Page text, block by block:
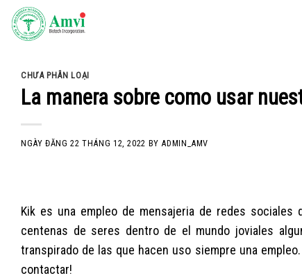
Skip
CHƯA PHÂN LOẠI
La manera sobre como usar
NGÀY ĐĂNG22 THÁNG 12, 2022 BYADMIN_AMV
Kik es una empleo de mensajeria de redes sociales
centenas de seres dentro de el mundo joviales
transpirado de las que hacen uso siempre una
contactar!